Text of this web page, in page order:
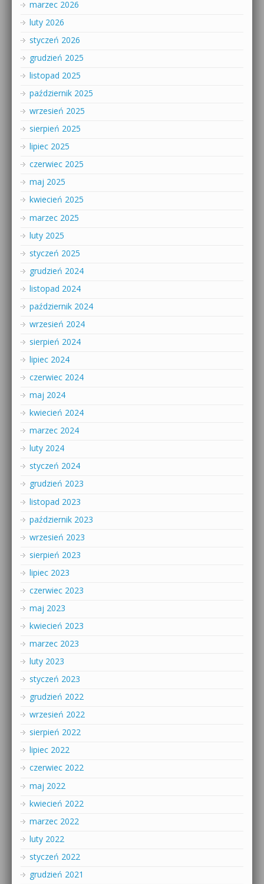
marzec 2026
luty 2026
styczeń 2026
grudzień 2025
listopad 2025
październik 2025
wrzesień 2025
sierpień 2025
lipiec 2025
czerwiec 2025
maj 2025
kwiecień 2025
marzec 2025
luty 2025
styczeń 2025
grudzień 2024
listopad 2024
październik 2024
wrzesień 2024
sierpień 2024
lipiec 2024
czerwiec 2024
maj 2024
kwiecień 2024
marzec 2024
luty 2024
styczeń 2024
grudzień 2023
listopad 2023
październik 2023
wrzesień 2023
sierpień 2023
lipiec 2023
czerwiec 2023
maj 2023
kwiecień 2023
marzec 2023
luty 2023
styczeń 2023
grudzień 2022
wrzesień 2022
sierpień 2022
lipiec 2022
czerwiec 2022
maj 2022
kwiecień 2022
marzec 2022
luty 2022
styczeń 2022
grudzień 2021